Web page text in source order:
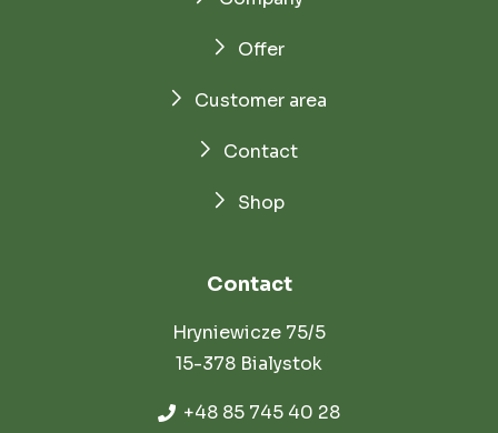
Offer
Customer area
Contact
Shop
Contact
Hryniewicze 75/5
15-378 Bialystok
+48 85 745 40 28